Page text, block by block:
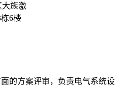
大族激
6楼
的方案评审，负责电气系统设